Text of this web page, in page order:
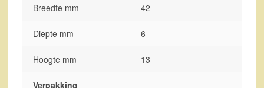
Breedte mm 42
Diepte mm 6
Hoogte mm 13
Verpakking